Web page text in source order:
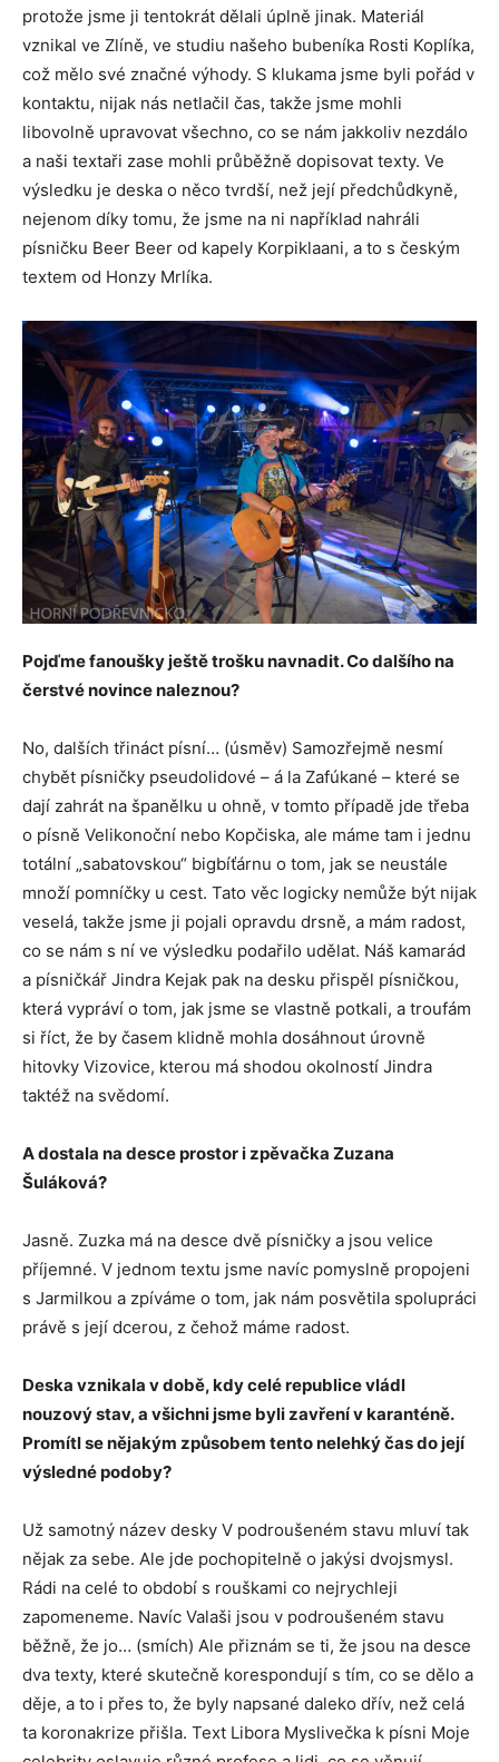
protože jsme ji tentokrát dělali úplně jinak. Materiál
vznikal ve Zlíně, ve studiu našeho bubeníka Rosti Koplíka,
což mělo své značné výhody. S klukama jsme byli pořád v
kontaktu, nijak nás netlačil čas, takže jsme mohli
libovolně upravovat všechno, co se nám jakkoliv nezdálo
a naši textaři zase mohli průběžně dopisovat texty. Ve
výsledku je deska o něco tvrdší, než její předchůdkyně,
nejenom díky tomu, že jsme na ni například nahráli
písničku Beer Beer od kapely Korpiklaani, a to s českým
textem od Honzy Mrlíka.
Pojďme fanoušky ještě trošku navnadit. Co dalšího na
čerstvé novince naleznou?
No, dalších třináct písní… (úsměv) Samozřejmě nesmí
chybět písničky pseudolidové – á la Zafúkané – které se
dají zahrát na španělku u ohně, v tomto případě jde třeba
o písně Velikonoční nebo Kopčiska, ale máme tam i jednu
totální „sabatovskou“ bigbíťárnu o tom, jak se neustále
množí pomníčky u cest. Tato věc logicky nemůže být nijak
veselá, takže jsme ji pojali opravdu drsně, a mám radost,
co se nám s ní ve výsledku podařilo udělat. Náš kamarád
a písničkář Jindra Kejak pak na desku přispěl písničkou,
která vypráví o tom, jak jsme se vlastně potkali, a troufám
si říct, že by časem klidně mohla dosáhnout úrovně
hitovky Vizovice, kterou má shodou okolností Jindra
taktéž na svědomí.
A dostala na desce prostor i zpěvačka Zuzana
Šuláková?
Jasně. Zuzka má na desce dvě písničky a jsou velice
příjemné. V jednom textu jsme navíc pomyslně propojeni
s Jarmilkou a zpíváme o tom, jak nám posvětila spolupráci
právě s její dcerou, z čehož máme radost.
Deska vznikala v době, kdy celé republice vládl
nouzový stav, a všichni jsme byli zavření v karanténě.
Promítl se nějakým způsobem tento nelehký čas do její
výsledné podoby?
Už samotný název desky V podroušeném stavu mluví tak
nějak za sebe. Ale jde pochopitelně o jakýsi dvojsmysl.
Rádi na celé to období s rouškami co nejrychleji
zapomeneme. Navíc Valaši jsou v podroušeném stavu
běžně, že jo… (smích) Ale přiznám se ti, že jsou na desce
dva texty, které skutečně korespondují s tím, co se dělo a
děje, a to i přes to, že byly napsané daleko dřív, než celá
ta koronakrize přišla. Text Libora Myslivečka k písni Moje